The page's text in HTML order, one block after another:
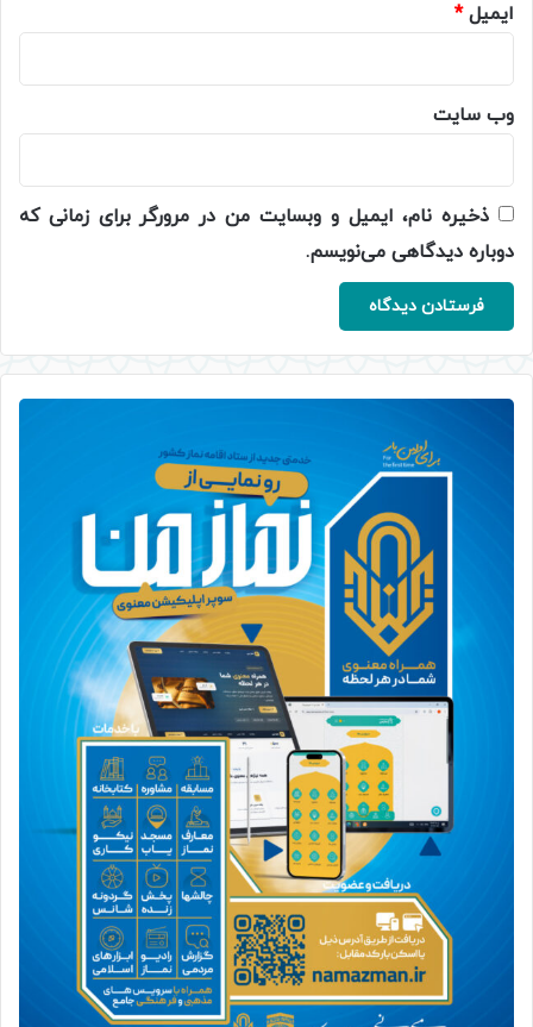
ایمیل*
وب‌ سایت
ذخیره نام، ایمیل و وبسایت من در مرورگر برای زمانی که
دوباره دیدگاهی می‌نویسم.